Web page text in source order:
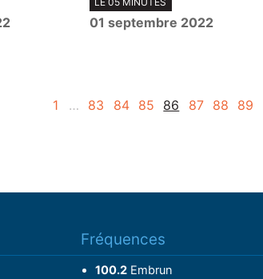
l
a
01 septembre 2022
1 … 83 84 85 86 87 88 89
Fréquences
100.2Embrun